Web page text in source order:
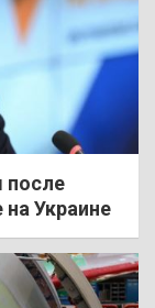
после
Украине